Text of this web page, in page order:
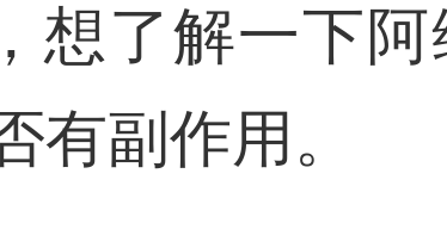
想了解一下
有副作用。